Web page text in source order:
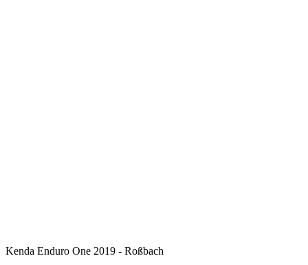
Kenda Enduro One 2019 - Roßbach